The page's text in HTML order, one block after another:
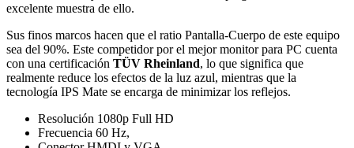
excelente muestra de ello.
Sus finos marcos hacen que el ratio Pantalla-Cuerpo de este equipo
sea del 90%. Este competidor por el mejor monitor para PC cuenta
con una certificación TÜV Rheinland, lo que significa que
realmente reduce los efectos de la luz azul, mientras que la
tecnología IPS Mate se encarga de minimizar los reflejos.
Resolución 1080p Full HD
Frecuencia 60 Hz,